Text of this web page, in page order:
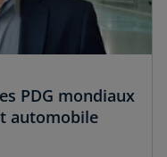
PDG mondiaux
automobiles